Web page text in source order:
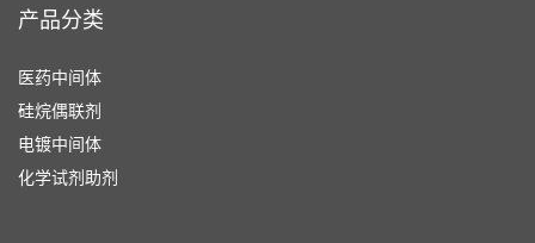
产品分类
医药中间体
硅烷偶联剂
电镀中间体
化学试剂助剂